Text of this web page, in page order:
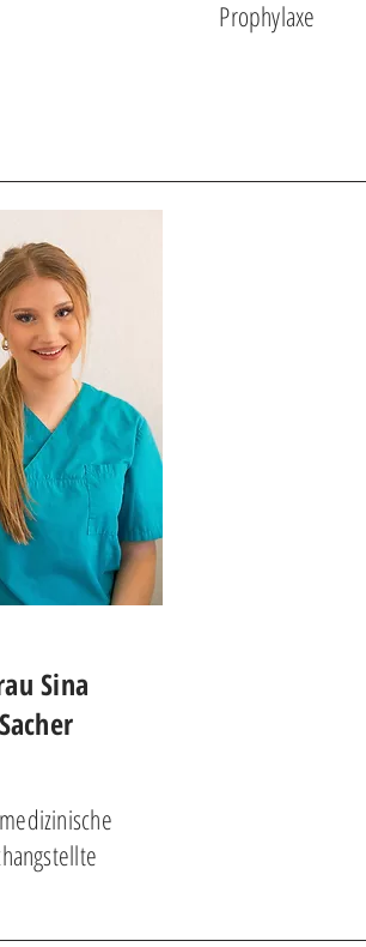
Prophylaxe
Sina